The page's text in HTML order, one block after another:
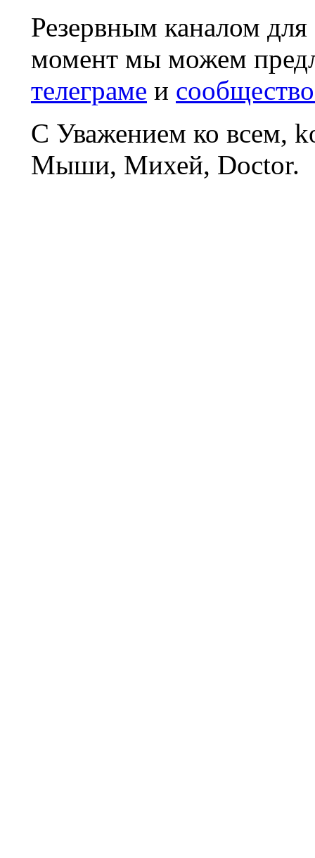
Резервным каналом
момент мы можем
телеграме и
С Уважением ко всем,
Мыши, Михей, Doctor.